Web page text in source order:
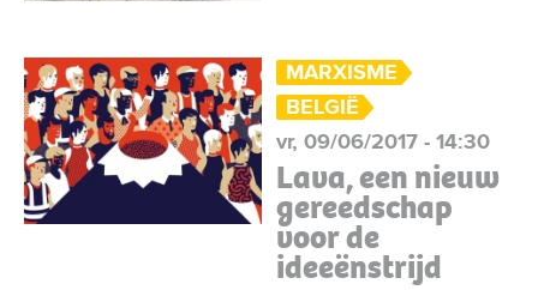
MARXISME
BELGIË
vr, 09/06/2017 - 14:30
Lava, een nieuw
gereedschap
voor de
ideeënstrijd